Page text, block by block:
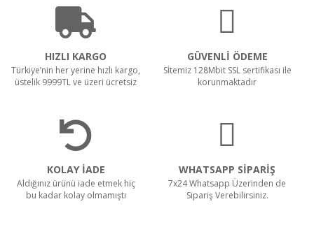
HIZLI KARGO
Türkiye’nin her yerine hızlı kargo,
üstelik 9999TL ve üzeri ücretsiz
GÜVENLİ ÖDEME
Sİtemiz 128Mbit SSL sertifikası ile
korunmaktadır
KOLAY İADE
Aldığınız ürünü iade etmek hiç
bu kadar kolay olmamıştı
WHATSAPP SİPARİŞ
7x24 Whatsapp Üzerinden de
Sipariş Verebilirsiniz.